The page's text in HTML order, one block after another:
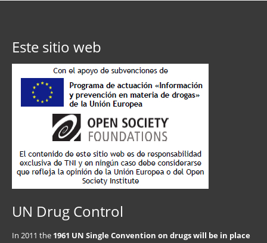
Este sitio web
UN Drug Control
In 2011 the 1961 UN Single Convention on drugs will be in place